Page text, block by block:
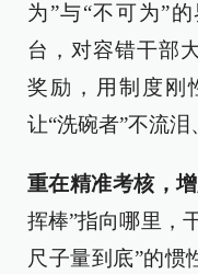
为”与“不可为”
台，对容错干部
奖励，用制度刚
让“洗碗者”不流泪
重在精准考核，
挥棒”指向哪里，
尺子量到底”的惯